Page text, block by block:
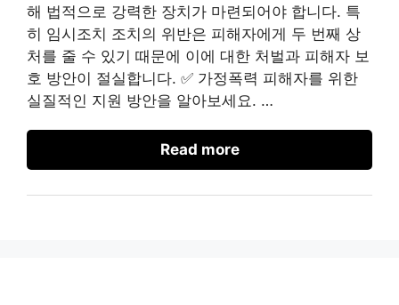
해 법적으로 강력한 장치가 마련되어야 합니다. 특
히 임시조치 조치의 위반은 피해자에게 두 번째 상
처를 줄 수 있기 때문에 이에 대한 처벌과 피해자 보
호 방안이 절실합니다. ✅ 가정폭력 피해자를 위한
실질적인 지원 방안을 알아보세요. …
Read more